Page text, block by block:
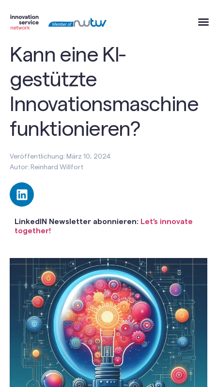
Kann eine KI-
gestützte
Innovationsmaschine
funktionieren?
Veröffentlichung: März 10, 2024
Autor: Reinhard Willfort
LinkedIN Newsletter abonnieren: Let’s innovate
together!